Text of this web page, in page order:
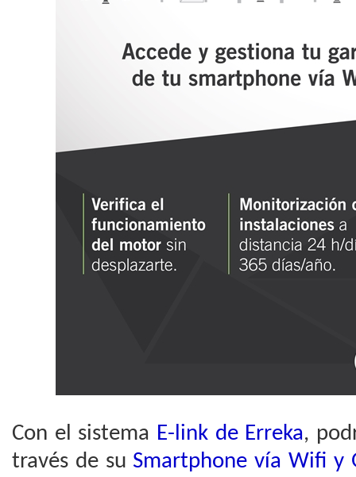
Con el sistema E-link de Erreka,
través de su Smartphone vía Wifi y